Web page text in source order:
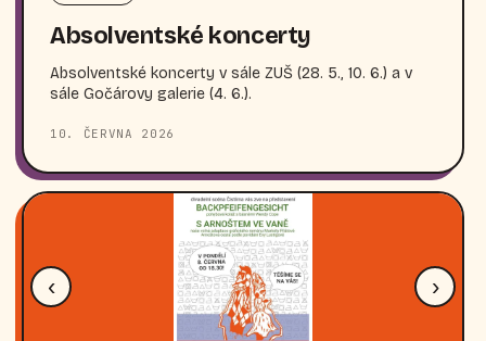
Absolventské koncerty
Absolventské koncerty v sále ZUŠ (28. 5., 10. 6.) a v
sále Gočárovy galerie (4. 6.).
10. ČERVNA 2026
‹ ›